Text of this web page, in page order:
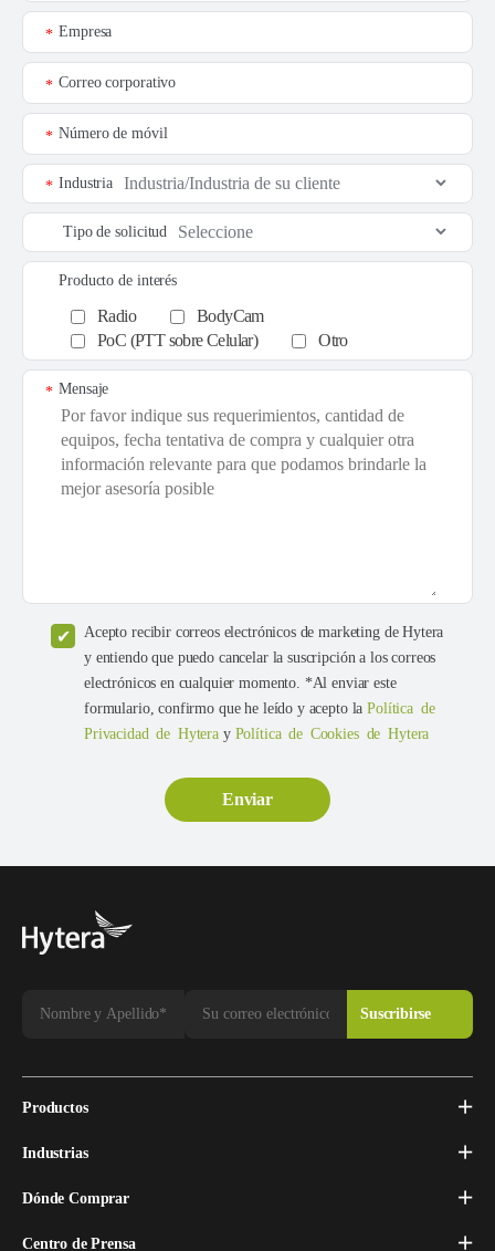
Empresa
*
Correo corporativo
*
Número de móvil
*
Industria
*
Tipo de solicitud
Producto de interés
Radio
BodyCam
PoC (PTT sobre Celular)
Otro
Mensaje
*
Acepto recibir correos electrónicos de marketing de Hytera
y entiendo que puedo cancelar la suscripción a los correos
electrónicos en cualquier momento. *Al enviar este
formulario, confirmo que he leído y acepto laPolítica de
Privacidad de Hytera y Política de Cookies de Hytera
Productos
Industrias
Dónde Comprar
Centro de Prensa